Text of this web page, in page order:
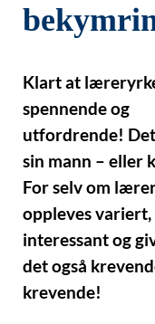
Klart at
spennende og
utfordrende!
sin mann – eller
For selv om
oppleves variert,
interessant og
det også
krevende!